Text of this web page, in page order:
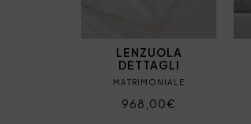
LENZUOLA
DETTAGLI
MATRIMONIALE
968,00€